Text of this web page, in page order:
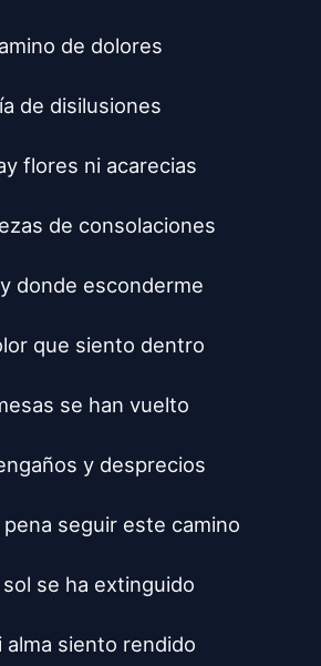
de dolores
de disilusiones
flores ni acarecias
de consolaciones
donde esconderme
que siento dentro
se han vuelto
y desprecios
pena seguir este camino
sol se ha extinguido
alma siento rendido